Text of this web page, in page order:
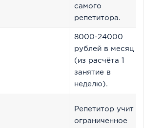
самого
репетитора.
8000-24000
рублей в месяц
(из расчёта 1
занятие в
неделю).
Репетитор учит
ограниченное